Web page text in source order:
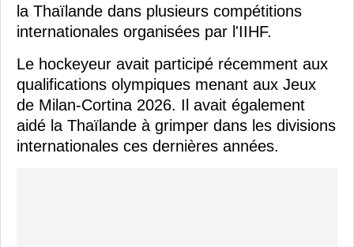
la Thaïlande dans plusieurs compétitions
internationales organisées par l'IIHF.
Le hockeyeur avait participé récemment aux
qualifications olympiques menant aux Jeux
de Milan-Cortina 2026. Il avait également
aidé la Thaïlande à grimper dans les divisions
internationales ces dernières années.